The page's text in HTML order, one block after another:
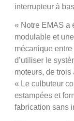
interrupteur à
« Notre EMAS a
modulable et
mécanique
d’utiliser le
moteurs, de
« Le culbuteur
estampées et
fabrication sans